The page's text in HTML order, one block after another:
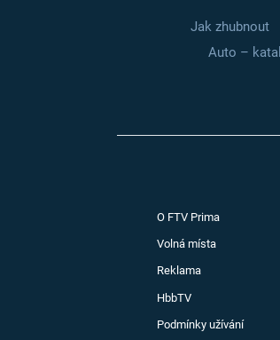
Jak zhubnout
Auto –
O FTV Prima
Volná místa
Reklama
HbbTV
Podmínky užívání